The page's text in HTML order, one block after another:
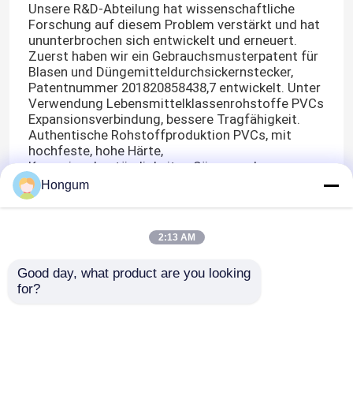
Unsere R&D-Abteilung hat wissenschaftliche
Forschung auf diesem Problem verstärkt und hat
ununterbrochen sich entwickelt und erneuert.
Zuerst haben wir ein Gebrauchsmusterpatent für
Blasen und Düngemitteldurchsickernstecker,
Patentnummer 201820858438,7 entwickelt. Unter
Verwendung Lebensmittelklassenrohstoffe PVCs
Expansionsverbindung, bessere Tragfähigkeit.
Authentische Rohstoffproduktion PVCs, mit
hochfeste, hohe Härte,
Korrosionsbeständigkeits-, Säure- und
Alkaliwiderstand, Leckenge. Jetzt haben wir den
spätesten Gebrauchsmusterdüngemittel-
ZL201830540669.9 entwickelt. Dieses Produkt
schließt eine Abdeckung, einen Bereich und eine
eingestellt und angeschlossen werden. Der
Bereich baucht nach außen durch die
Hongum
2:13 AM
Good day, what product are you looking
for?